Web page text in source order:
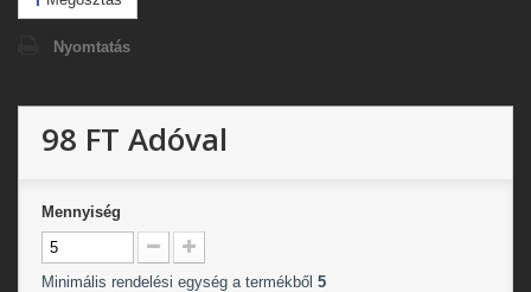
Nyomtatás
98 FT Adóval
Mennyiség
Minimális rendelési egység a termékből 5